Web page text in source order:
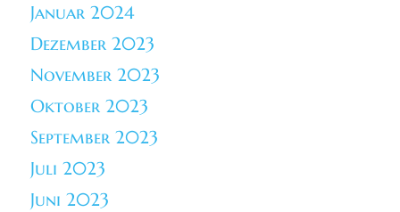
Januar 2024
Dezember 2023
November 2023
Oktober 2023
September 2023
Juli 2023
Juni 2023